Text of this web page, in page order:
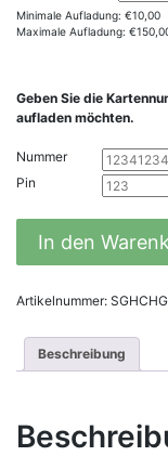
Minimale Aufladung: €10,00
Maximale Aufladung: €
Geben Sie die
aufladen möchten.
Nummer
Pin
Halver
Gutschein
Menge
In den
Artikelnummer: SGHCHG
Beschreibung